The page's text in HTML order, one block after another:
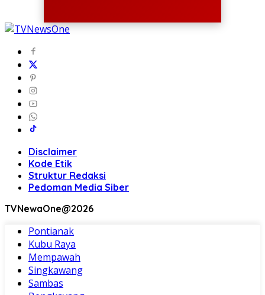
Disclaimer
Kode Etik
Struktur Redaksi
Pedoman Media Siber
TVNewaOne@2026
Pontianak
Kubu Raya
Mempawah
Singkawang
Sambas